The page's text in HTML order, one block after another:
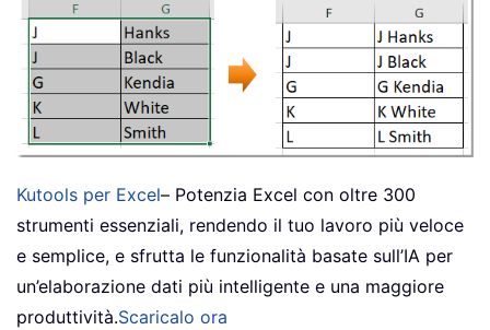
Kutools per Excel– Potenzia Excel con oltre 300
strumenti essenziali, rendendo il tuo lavoro più veloce
e semplice, e sfrutta le funzionalità basate sull’IA per
un’elaborazione dati più intelligente e una maggiore
produttività.Scaricalo ora